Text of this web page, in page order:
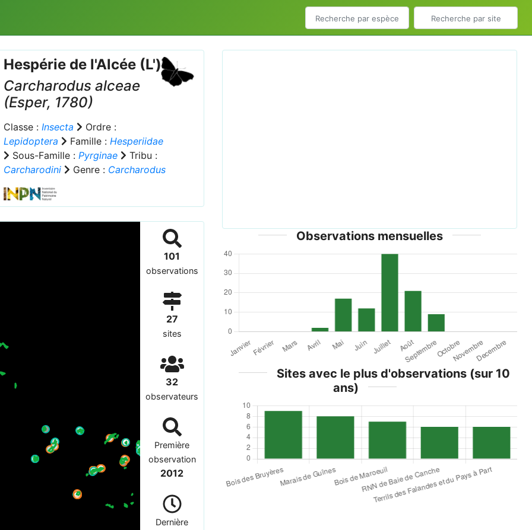
Hespérie de l'Alcée (L')
Carcharodus alceae
(Esper, 1780)
Classe : Insecta
Ordre :
Lepidoptera
Famille : Hesperiidae
Sous-Famille : Pyrginae
Tribu :
Carcharodini
Genre : Carcharodus
101
observations
27
sites
32
observateurs
Première
observation
2012
Dernière
Observations mensuelles
Sites avec le plus d'observations (sur 10
ans)